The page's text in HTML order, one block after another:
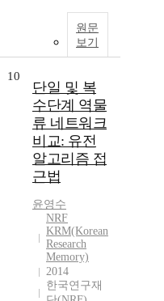
원문
보기
10
단일 및 복
수단계 역물
류 네트워크
비교: 유전
알고리즘 접
근법
윤영수
NRF
KRM(Korean
Research
Memory)
2014
한국연구재